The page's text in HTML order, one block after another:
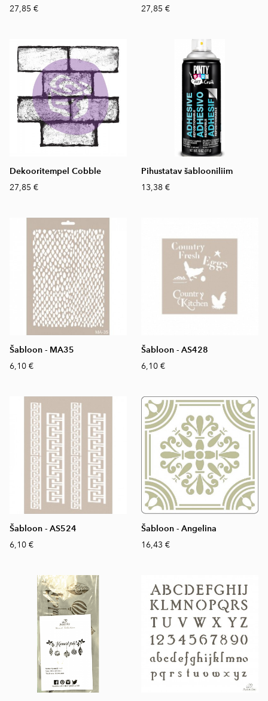
27,85 €
27,85 €
Dekooritempel Cobble
27,85 €
Pihustatav šablooniliim
13,38 €
Šabloon - MA35
6,10 €
Šabloon - AS428
6,10 €
Šabloon - AS524
6,10 €
Šabloon - Angelina
16,43 €